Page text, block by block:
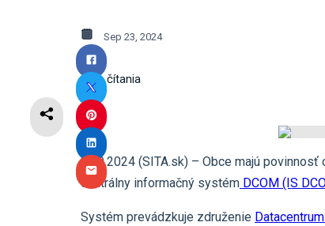
Sep 23, 2024
3
min čítania
24.9.2024 (SITA.sk) – Obce majú
centrálny informačný systém DCOM (IS
Systém prevádzkuje združenie